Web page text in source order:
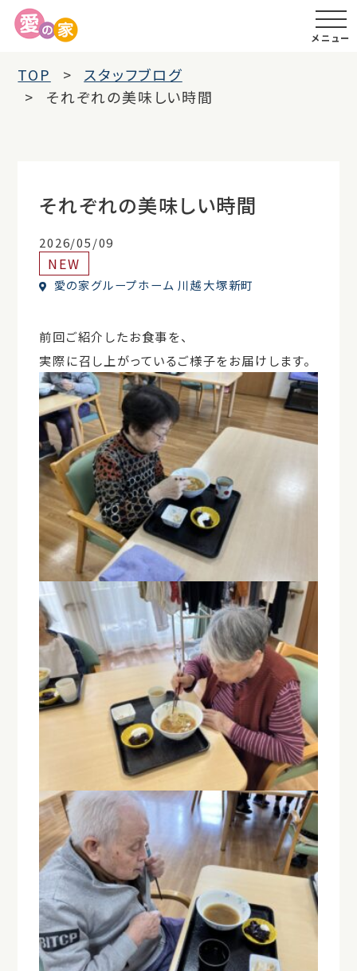
メニュー
TOP
スタッフブログ
それぞれの美味しい時間
それぞれの美味しい時間
2026/05/09
NEW
愛の家グループホーム 川越大塚新町
前回ご紹介したお食事を、
実際に召し上がっているご様子をお届けします。